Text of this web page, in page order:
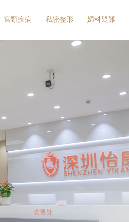
宮頸疾病 私密整形 婦科疑難